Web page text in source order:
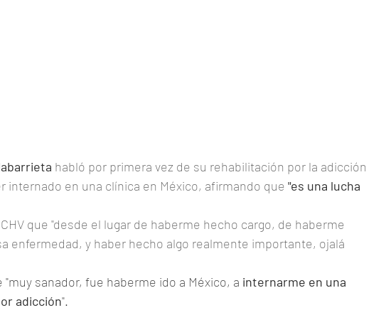
habló por primera vez de su rehabilitación por la adicción
internado en una clínica en México, afirmando que "es una lucha
que "desde el lugar de haberme hecho cargo, de haberme
enfermedad, y haber hecho algo realmente importante, ojalá
sanador, fue haberme ido a México, a internarme en una
adicción".